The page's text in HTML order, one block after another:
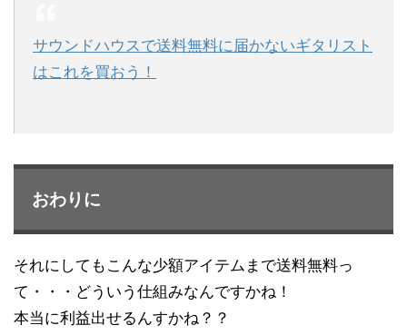
サウンドハウスで送料無料に届かないギタリスト
はこれを買おう！
おわりに
それにしてもこんな少額アイテムまで送料無料っ
て・・・どういう仕組みなんですかね！
本当に利益出せるんすかね？？